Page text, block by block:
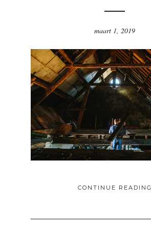
maart 1, 2019
CONTINUE READING